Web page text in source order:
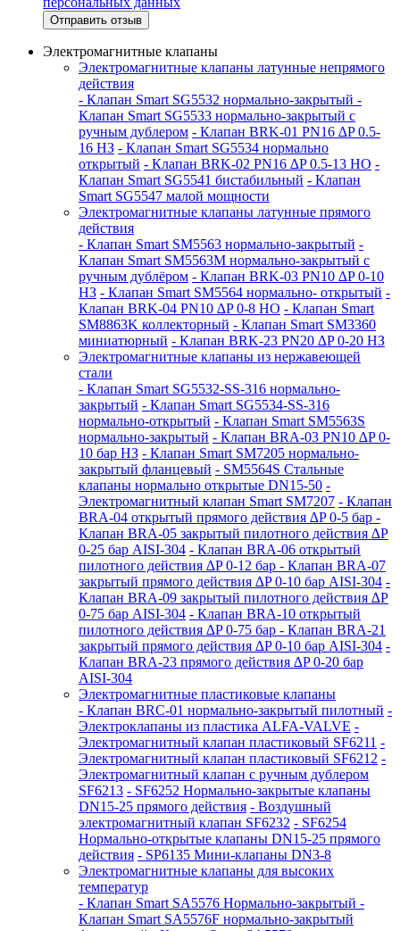
Отправить отзыв
Электромагнитные клапаны
Электромагнитные клапаны латунные непрямого
действия
- Клапан Smart SG5532 нормально-закрытый -
Клапан Smart SG5533 нормально-закрытый с
ручным дублером - Клапан BRK-01 PN16 ∆P 0.5-
16 НЗ - Клапан Smart SG5534 нормально
открытый - Клапан BRK-02 PN16 ∆P 0.5-13 НО -
Клапан Smart SG5541 бистабильный - Клапан
Smart SG5547 малой мощности
Электромагнитные клапаны латунные прямого
действия
- Клапан Smart SM5563 нормально-закрытый -
Клапан Smart SM5563M нормально-закрытый с
ручным дублёром - Клапан BRK-03 PN10 ∆P 0-10
НЗ - Клапан Smart SM5564 нормально- открытый -
Клапан BRK-04 PN10 ∆P 0-8 НО - Клапан Smart
SM8863K коллекторный - Клапан Smart SM3360
миниатюрный - Клапан BRK-23 PN20 ∆P 0-20 НЗ
Электромагнитные клапаны из нержавеющей
стали
- Клапан Smart SG5532-SS-316 нормально-
закрытый - Клапан Smart SG5534-SS-316
нормально-открытый - Клапан Smart SM5563S
нормально-закрытый - Клапан BRA-03 PN10 ∆P 0-
10 бар НЗ - Клапан Smart SM7205 нормально-
закрытый фланцевый - SM5564S Стальные
клапаны нормально открытые DN15-50 -
Электромагнитный клапан Smart SM7207 - Клапан
BRA-04 открытый прямого действия ∆P 0-5 бар -
Клапан BRA-05 закрытый пилотного действия ∆P
0-25 бар AISI-304 - Клапан BRA-06 открытый
пилотного действия ∆P 0-12 бар - Клапан BRA-07
закрытый прямого действия ∆P 0-10 бар AISI-304 -
Клапан BRA-09 закрытый пилотного действия ∆P
0-75 бар AISI-304 - Клапан BRA-10 открытый
пилотного действия ∆P 0-75 бар - Клапан BRA-21
закрытый прямого действия ∆P 0-10 бар AISI-304 -
Клапан BRA-23 прямого действия ∆P 0-20 бар
AISI-304
Электромагнитные пластиковые клапаны
- Клапан BRC-01 нормально-закрытый пилотный -
Электроклапаны из пластика ALFA-VALVE -
Электромагнитный клапан пластиковый SF6211 -
Электромагнитный клапан пластиковый SF6212 -
Электромагнитный клапан с ручным дублером
SF6213 - SF6252 Нормально-закрытые клапаны
DN15-25 прямого действия - Воздушный
электромагнитный клапан SF6232 - SF6254
Нормально-открытые клапаны DN15-25 прямого
действия - SP6135 Мини-клапаны DN3-8
Электромагнитные клапаны для высоких
температур
- Клапан Smart SA5576 Нормально-закрытый -
Клапан Smart SA5576F нормально-закрытый